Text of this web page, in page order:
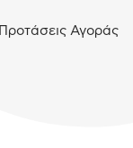
Προτάσεις Αγοράς